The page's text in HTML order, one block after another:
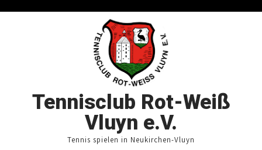
Tennisclub Rot-Weiß
Vluyn e.V.
Tennis spielen in Neukirchen-Vluyn